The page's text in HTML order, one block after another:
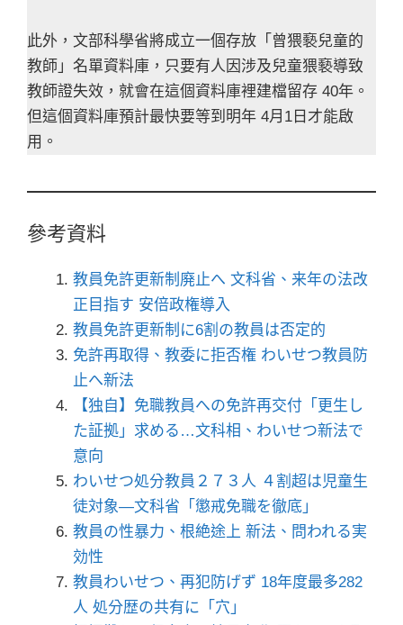
此外，文部科學省將成立一個存放「曾猥褻兒童的
教師」名單資料庫，只要有人因涉及兒童猥褻導致
教師證失效，就會在這個資料庫裡建檔留存 40年。
但這個資料庫預計最快要等到明年 4月1日才能啟
用。
參考資料
教員免許更新制廃止へ 文科省、来年の法改
正目指す 安倍政権導入
教員免許更新制に6割の教員は否定的
免許再取得、教委に拒否権 わいせつ教員防
止へ新法
【独自】免職教員への免許再交付「更生し
た証拠」求める…文科相、わいせつ新法で
意向
わいせつ処分教員２７３人 ４割超は児童生
徒対象―文科省「懲戒免職を徹底」
教員の性暴力、根絶途上 新法、問われる実
効性
教員わいせつ、再犯防げず 18年度最多282
人 処分歴の共有に「穴」